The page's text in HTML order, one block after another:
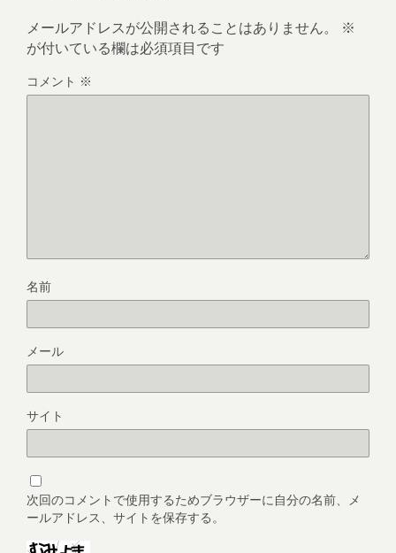
メールアドレスが公開されることはありません。
※
が付いている欄は必須項目です
コメント ※
名前
メール
サイト
次回のコメントで使用するためブラウザーに自分の名前、メ
ールアドレス、サイトを保存する。